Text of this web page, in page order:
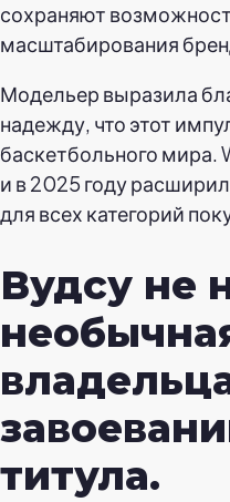
сохраняют
масштабирования
Модельер выразила
надежду, что этот
баскетбольного мира.
и в 2025 году
для всех категорий
Вудсу не
титула.